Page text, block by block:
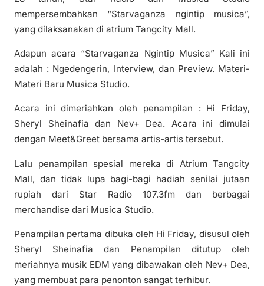
mempersembahkan “Starvaganza ngintip musica”,
yang dilaksanakan di atrium Tangcity Mall.
Adapun acara “Starvaganza Ngintip Musica” Kali ini
adalah : Ngedengerin, Interview, dan Preview. Materi-
Materi Baru Musica Studio.
Acara ini dimeriahkan oleh penampilan : Hi Friday,
Sheryl Sheinafia dan Nev+ Dea. Acara ini dimulai
dengan Meet&Greet bersama artis-artis tersebut.
Lalu penampilan spesial mereka di Atrium Tangcity
Mall, dan tidak lupa bagi-bagi hadiah senilai jutaan
rupiah dari Star Radio 107.3fm dan berbagai
merchandise dari Musica Studio.
Penampilan pertama dibuka oleh Hi Friday, disusul oleh
Sheryl Sheinafia dan Penampilan ditutup oleh
meriahnya musik EDM yang dibawakan oleh Nev+ Dea,
yang membuat para penonton sangat terhibur.